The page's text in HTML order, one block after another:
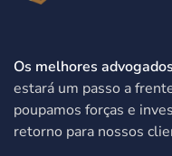
Os melhores advogados
estará um passo a
poupamos forças e
retorno para nossos